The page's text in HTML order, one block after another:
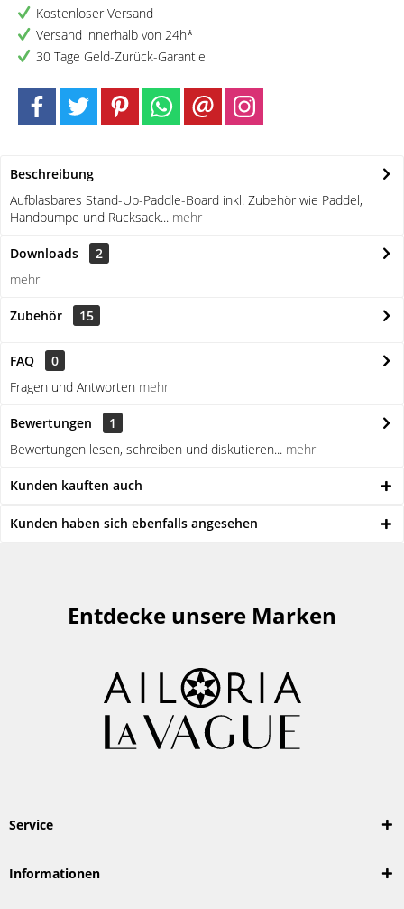
Kostenloser Versand
Versand innerhalb von 24h*
30 Tage Geld-Zurück-Garantie
Beschreibung
Aufblasbares Stand-Up-Paddle-Board inkl. Zubehör wie Paddel,
Handpumpe und Rucksack... mehr
Downloads
2
mehr
Zubehör 15
FAQ
0
Fragen und Antworten mehr
Bewertungen
1
Bewertungen lesen, schreiben und diskutieren... mehr
Kunden kauften auch
Kunden haben sich ebenfalls angesehen
Entdecke unsere Marken
Service
Informationen